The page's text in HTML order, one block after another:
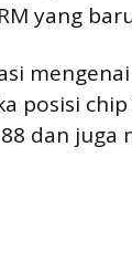
yang
posisi
dan juga